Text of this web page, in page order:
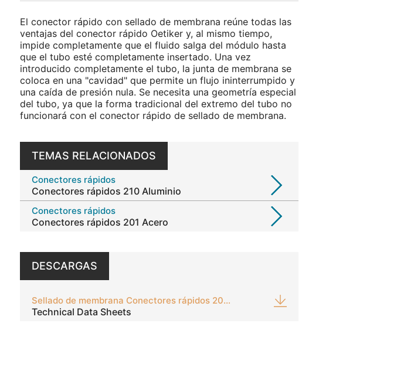
El conector rápido con sellado de membrana reúne todas las
ventajas del conector rápido Oetiker y, al mismo tiempo,
impide completamente que el fluido salga del módulo hasta
que el tubo esté completamente insertado. Una vez
introducido completamente el tubo, la junta de membrana se
coloca en una "cavidad" que permite un flujo ininterrumpido y
una caída de presión nula. Se necesita una geometría especial
del tubo, ya que la forma tradicional del extremo del tubo no
funcionará con el conector rápido de sellado de membrana.
TEMAS RELACIONADOS
Conectores rápidos
Conectores rápidos 210 Aluminio
Conectores rápidos
Conectores rápidos 201 Acero
DESCARGAS
Sellado de membrana Conectores rápidos 201 & 210
Technical Data Sheets